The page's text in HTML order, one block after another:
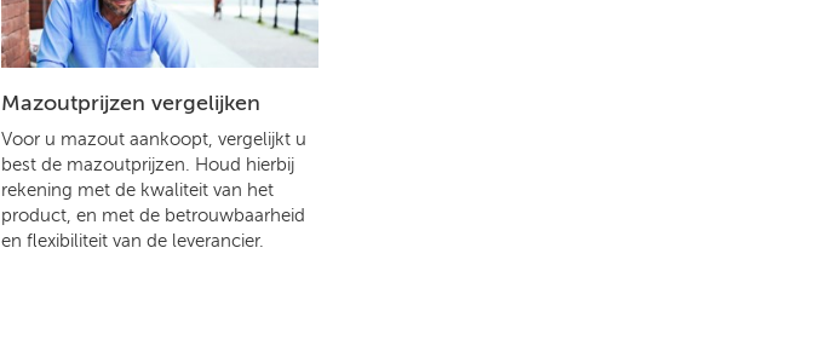
Mazoutprijzen vergelijken
Voor u mazout aankoopt, vergelijkt u
best de mazoutprijzen. Houd hierbij
rekening met de kwaliteit van het
product, en met de betrouwbaarheid
en flexibiliteit van de leverancier.